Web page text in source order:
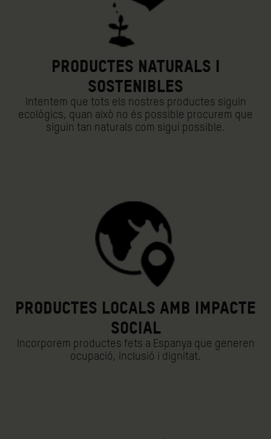
PRODUCTES NATURALS I
SOSTENIBLES
Intentem que tots els nostres productes siguin
ecològics, quan això no és possible procurem que
siguin tan naturals com sigui possible.
PRODUCTES LOCALS AMB IMPACTE
SOCIAL
Incorporem productes fets a Espanya que generen
ocupació, inclusió i dignitat.